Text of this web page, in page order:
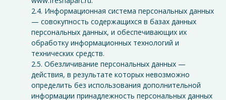
2.4. Информационная система персональных данных
— совокупность содержащихся в базах данных
персональных данных, и обеспечивающих их
обработку информационных технологий и
технических средств.
2.5. Обезличивание персональных данных —
действия, в результате которых невозможно
определить без использования дополнительной
информации принадлежность персональных данных